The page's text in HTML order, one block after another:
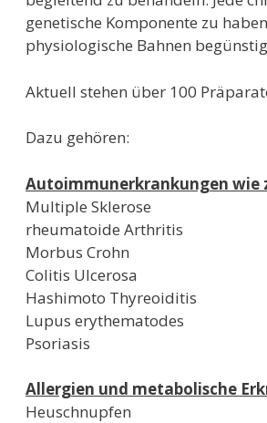
genetische Komponente zu
physiologische Bahnen
Aktuell stehen über 100
Dazu gehören:
Autoimmunerkrankungen wie
Multiple Sklerose
rheumatoide Arthritis
Morbus Crohn
Colitis Ulcerosa
Hashimoto Thyreoiditis
Lupus erythematodes
Psoriasis
Allergien und metabolische
Heuschnupfen